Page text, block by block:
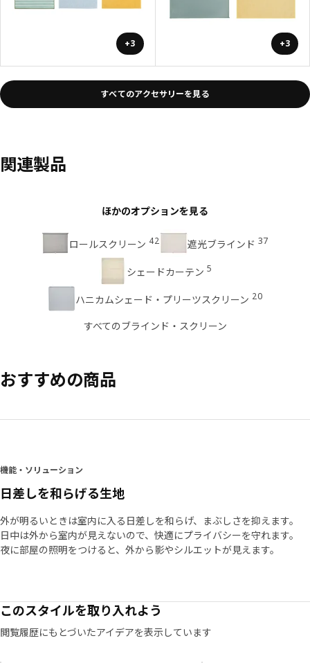
+3 +3
すべてのアクセサリーを見る
関連製品
ほかのオプションを見る
ロールスクリーン 42 遮光ブラインド 37
シェードカーテン 5
ハニカムシェード・プリーツスクリーン 20
すべてのブラインド・スクリーン
おすすめの商品
機能・ソリューション
日差しを和らげる生地
外が明るいときは室内に入る日差しを和らげ、まぶしさを抑えます。
日中は外から室内が見えないので、快適にプライバシーを守れます。
夜に部屋の照明をつけると、外から影やシルエットが見えます。
このスタイルを取り入れよう
閲覧履歴にもとづいたアイデアを表示しています